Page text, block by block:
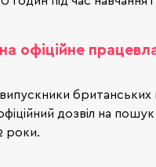
офіційне
британських
дозвіл на
роки.